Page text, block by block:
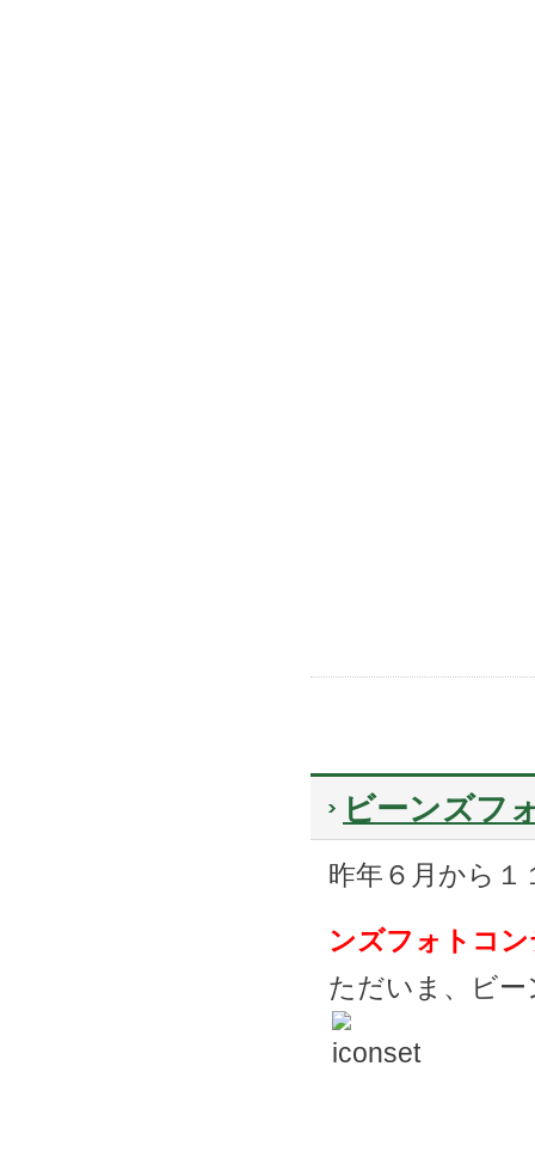
ビーンズフ
昨年６月から
ンズフォトコ
ただいま、ビ